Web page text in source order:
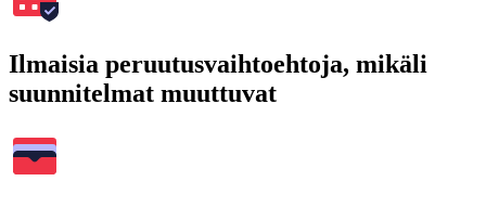
Ilmaisia peruutusvaihtoehtoja, mikäli
suunnitelmat muuttuvat